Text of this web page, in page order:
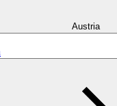
Austria